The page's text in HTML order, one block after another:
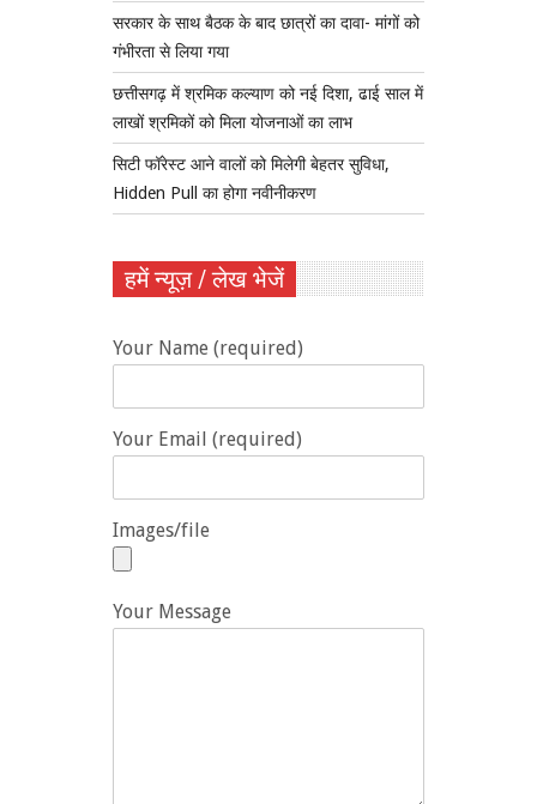
सरकार के साथ बैठक के बाद छात्रों का दावा- मांगों को
गंभीरता से लिया गया
छत्तीसगढ़ में श्रमिक कल्याण को नई दिशा, ढाई साल में
लाखों श्रमिकों को मिला योजनाओं का लाभ
सिटी फॉरेस्ट आने वालों को मिलेगी बेहतर सुविधा,
Hidden Pull का होगा नवीनीकरण
हमें न्यूज़ / लेख भेजें
Your Name (required)
Your Email (required)
Images/file
Your Message